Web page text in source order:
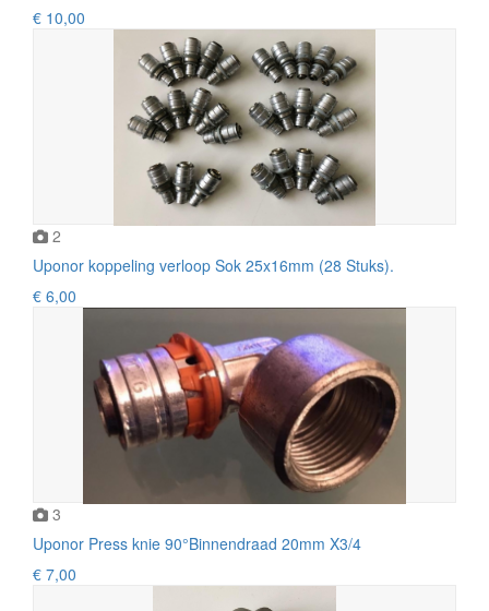
€ 10,00
2
Uponor koppeling verloop Sok 25x16mm (28 Stuks).
€ 6,00
3
Uponor Press knie 90°Binnendraad 20mm X3/4
€ 7,00